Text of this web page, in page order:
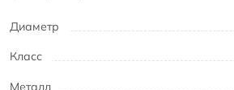
Диаметр
Класс
Металл